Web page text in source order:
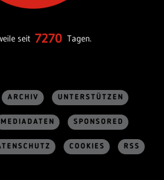
seit 7270 Tagen.
ARCHIV UNTERSTÜTZEN
MEDIADATEN SPONSORED
COOKIES RSS